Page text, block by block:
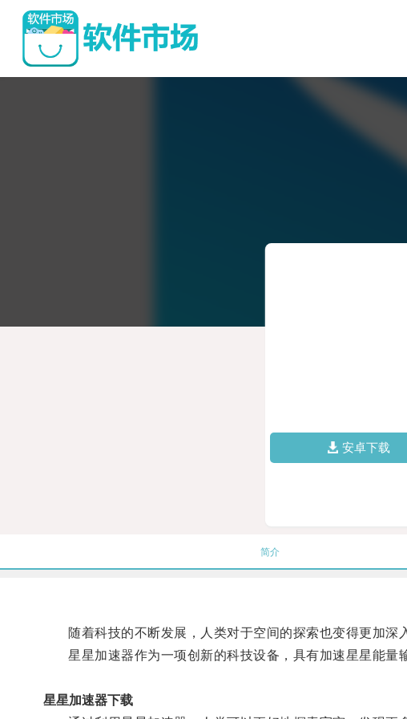
安卓下载
简介
随着科技的不断发展，人类对于空间的探索也变得更加深入
星星加速器作为一项创新的科技设备，具有加速星星能量
星星加速器下载